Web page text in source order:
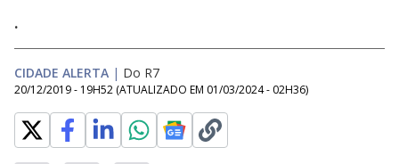
.
CIDADE ALERTA | Do R7
20/12/2019 - 19H52 (ATUALIZADO EM 01/03/2024 - 02H36)